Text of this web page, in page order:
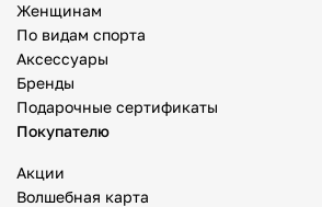
Женщинам
По видам спорта
Аксессуары
Бренды
Подарочные сертификаты
Покупателю
Акции
Волшебная карта